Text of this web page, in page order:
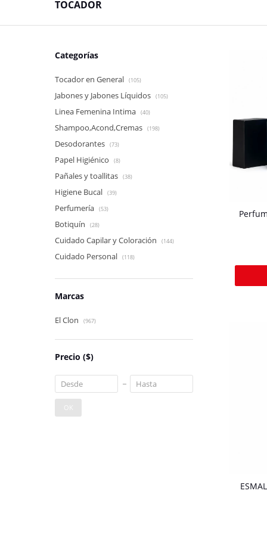
TOCADOR
Categorías
Tocador en General (105)
Jabones y Jabones Líquidos (105)
Linea Femenina Intima (40)
Shampoo,Acond,Cremas (198)
Desodorantes (73)
Papel Higiénico (8)
Pañales y toallitas (38)
Higiene Bucal (39)
Perfumería (53)
Botiquín (28)
Cuidado Capilar y Coloración (144)
Cuidado Personal (118)
Marcas
El Clon (967)
Precio ($)
OK